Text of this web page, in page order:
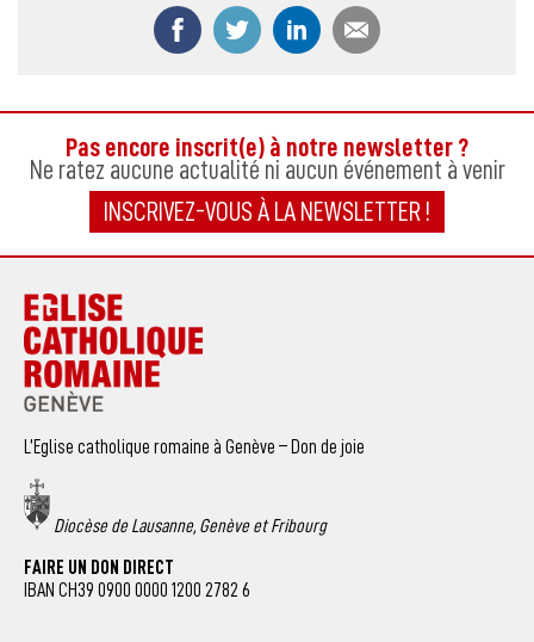
Partager ce contenu sur Facebook
Partager ce contenu sur Twitter
Partager ce contenu
Pas encore inscrit(e) à notre newsletter ?
Ne ratez aucune actualité ni aucun événement à venir
INSCRIVEZ-VOUS À LA NEWSLETTER !
L’Eglise catholique romaine à Genève – Don de joie
Diocèse de Lausanne, Genève et Fribourg
FAIRE UN DON DIRECT
IBAN CH39 0900 0000 1200 2782 6